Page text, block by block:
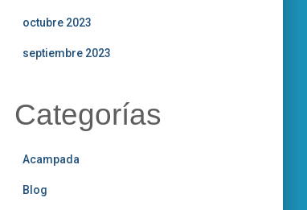
octubre 2023
septiembre 2023
Categorías
Acampada
Blog